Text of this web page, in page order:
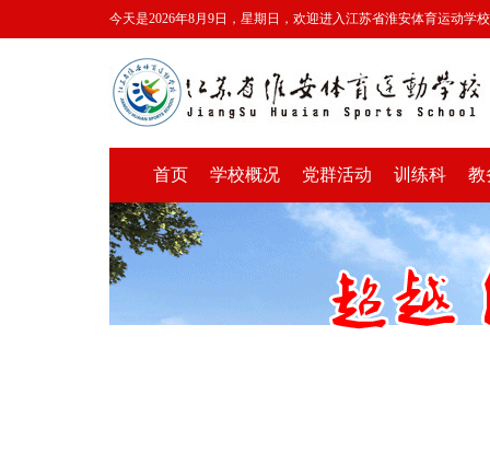
今天是2026年8月9日，星期日，欢迎进入江苏省淮安体育运动学
首页 学校概况 党群活动 训练科 教